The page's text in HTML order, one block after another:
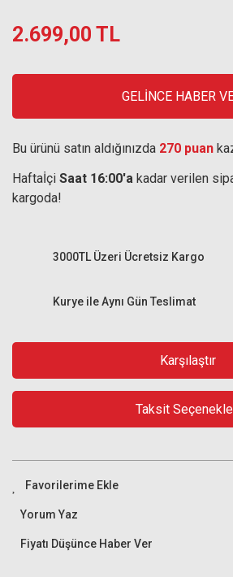
2.699,00 TL
GELİNCE HABER
Bu ürünü satın aldığınızda 270 puan
Haftaİçi Saat 16:00'a kadar verilen
kargoda!
Kurye ile Aynı Gün Teslimat
3000TL Üzeri Ücretsiz Kargo
Karşılaştır
Taksit
Yorum Yaz
Fiyatı Düşünce Haber Ver